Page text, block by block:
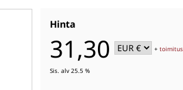
Hinta
31,30 +
Sis. alv 25.5 %